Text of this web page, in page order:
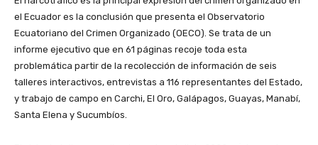
el Ecuador es la conclusión que presenta el Observatorio
Ecuatoriano del Crimen Organizado (OECO). Se trata de un
informe ejecutivo que en 61 páginas recoje toda esta
problemática partir de la recolección de información de seis
talleres interactivos, entrevistas a 116 representantes del Estado,
y trabajo de campo en Carchi, El Oro, Galápagos, Guayas, Manabí,
Santa Elena y Sucumbíos.